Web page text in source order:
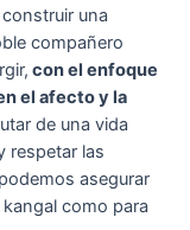
una
compañero
con el enfoque
el afecto y la
de una vida
respetar las
asegurar
como para